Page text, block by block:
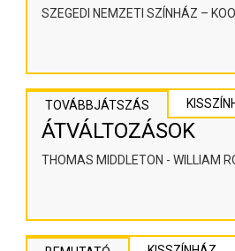
SZEGEDI NEMZETI SZÍNHÁZ –
TOVÁBBJÁTSZÁS
ÁTVÁLTOZÁSOK
THOMAS MIDDLETON - WILLIAM